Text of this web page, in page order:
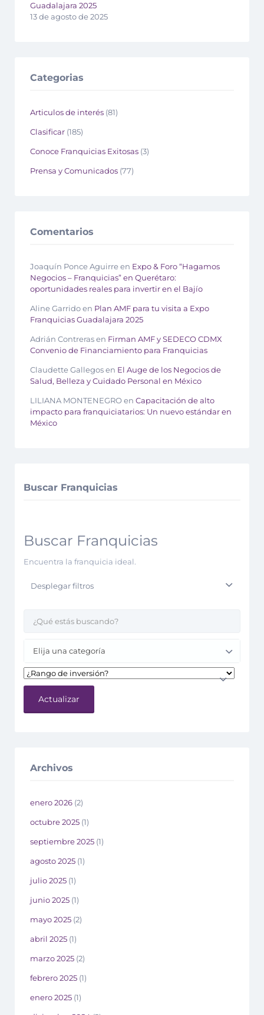
Guadalajara 2025
13 de agosto de 2025
Categorias
Articulos de interés (81)
Clasificar (185)
Conoce Franquicias Exitosas (3)
Prensa y Comunicados (77)
Comentarios
Joaquín Ponce Aguirreen Expo & Foro “Hagamos
Negocios – Franquicias” en Querétaro:
oportunidades reales para invertir en el Bajío
Aline Garridoen Plan AMF para tu visita a Expo
Franquicias Guadalajara 2025
Adrián Contrerasen Firman AMF y SEDECO CDMX
Convenio de Financiamiento para Franquicias
Claudette Gallegosen El Auge de los Negocios de
Salud, Belleza y Cuidado Personal en México
LILIANA MONTENEGROen Capacitación de alto
impacto para franquiciatarios: Un nuevo estándar en
México
Buscar Franquicias
Buscar Franquicias
Encuentra la franquicia ideal.
Desplegar filtros
Elija una categoría
Actualizar
Archivos
enero 2026 (2)
octubre 2025 (1)
septiembre 2025 (1)
agosto 2025 (1)
julio 2025 (1)
junio 2025 (1)
mayo 2025 (2)
abril 2025 (1)
marzo 2025 (2)
febrero 2025 (1)
enero 2025 (1)